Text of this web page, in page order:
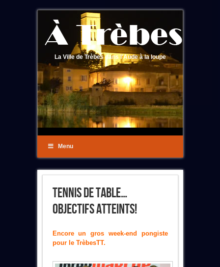
La Ville de Trèbes dans l'Aude à la loupe
Menu
Tennis De Table…
Objectifs Atteints!
Encore un gros week-end pongiste
pour le TrèbesTT.